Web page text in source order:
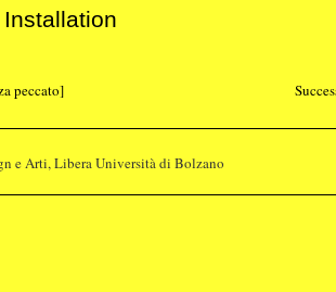
Installation
peccato]
e Arti, Libera Università di Bolzano